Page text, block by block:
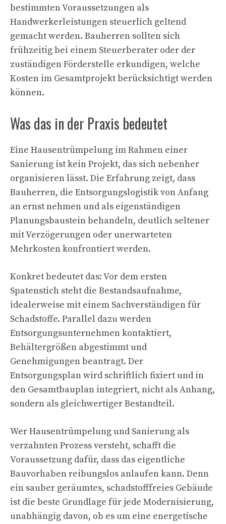
bestimmten Voraussetzungen als
Handwerkerleistungen steuerlich geltend
gemacht werden. Bauherren sollten sich
frühzeitig bei einem Steuerberater oder der
zuständigen Förderstelle erkundigen, welche
Kosten im Gesamtprojekt berücksichtigt werden
können.
Was das in der Praxis bedeutet
Eine Hausentrümpelung im Rahmen einer
Sanierung ist kein Projekt, das sich nebenher
organisieren lässt. Die Erfahrung zeigt, dass
Bauherren, die Entsorgungslogistik von Anfang
an ernst nehmen und als eigenständigen
Planungsbaustein behandeln, deutlich seltener
mit Verzögerungen oder unerwarteten
Mehrkosten konfrontiert werden.
Konkret bedeutet das: Vor dem ersten
Spatenstich steht die Bestandsaufnahme,
idealerweise mit einem Sachverständigen für
Schadstoffe. Parallel dazu werden
Entsorgungsunternehmen kontaktiert,
Behältergrößen abgestimmt und
Genehmigungen beantragt. Der
Entsorgungsplan wird schriftlich fixiert und in
den Gesamtbauplan integriert, nicht als Anhang,
sondern als gleichwertiger Bestandteil.
Wer Hausentrümpelung und Sanierung als
verzahnten Prozess versteht, schafft die
Voraussetzung dafür, dass das eigentliche
Bauvorhaben reibungslos anlaufen kann. Denn
ein sauber geräumtes, schadstofffreies Gebäude
ist die beste Grundlage für jede Modernisierung,
unabhängig davon, ob es um eine energetische